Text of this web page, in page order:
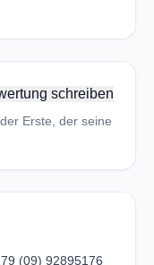
schreiben
Erste, der seine
(09) 92895176